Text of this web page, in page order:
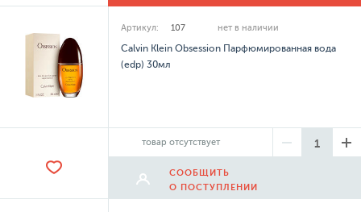
Артикул: 107 нет в наличии
Calvin Klein Obsession Парфюмированная вода
(edp) 30мл
товар отсутствует
СООБЩИТЬ
О ПОСТУПЛЕНИИ